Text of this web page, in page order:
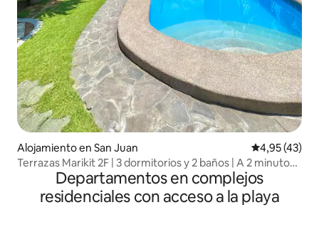
Alojamiento en San Juan Calificación
4,95 (43)
Terrazas Marikit 2F | 3 dormitorios y 2 baños | A 2 minutos
de la playaDepartamentos en complejos
residenciales con acceso a la playa